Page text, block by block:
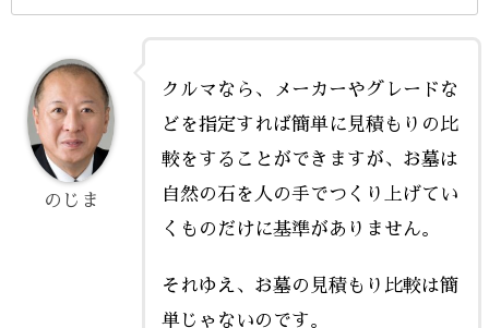
クルマなら、メーカーやグレードな
どを指定すれば簡単に見積もりの比
較をすることができますが、お墓は
自然の石を人の手でつくり上げてい
くものだけに基準がありません。
それゆえ、お墓の見積もり比較は簡
単じゃないのです。
のじま